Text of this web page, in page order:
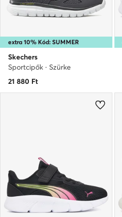
extra 10% Kód: SUMMER
Skechers
Sportcipők · Szürke
21 880 Ft